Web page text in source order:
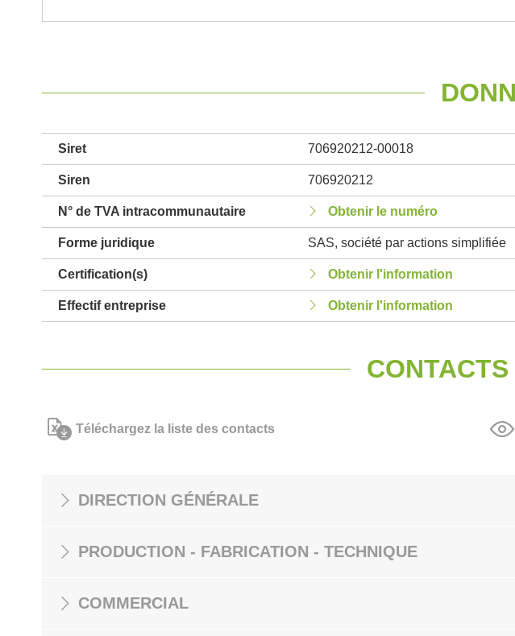
Siret 706920212-00018
Siren 706920212
N° de TVA intracommunautaire Obtenir le numéro
Forme juridique SAS, société par actions simplifiée
Certification(s) Obtenir l'information
Effectif entreprise Obtenir l'information
Téléchargez la liste des contacts
DIRECTION GÉNÉRALE
PRODUCTION - FABRICATION - TECHNIQUE
COMMERCIAL